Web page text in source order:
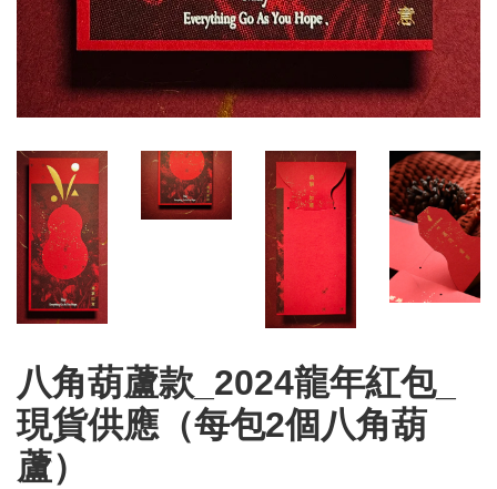
八角葫蘆款_2024龍年紅包_
現貨供應（每包2個八角葫
蘆）